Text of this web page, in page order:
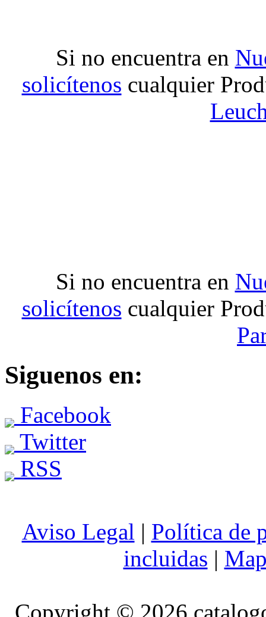
Si no encuentra en
solicítenos cualquier
Si no encuentra en
solicítenos cualquier
Siguenos en:
Facebook
Twitter
RSS
Aviso Legal | Política de
incluidas |